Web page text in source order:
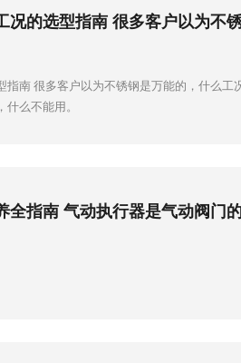
指南 很多客户以为不锈钢是万能的，什么
么不能用。
全指南 气动执行器是气动阀门